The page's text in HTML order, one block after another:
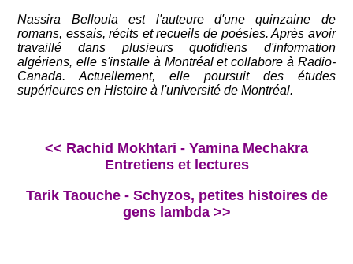
Nassira Belloula est l'auteure d'une quinzaine de
romans, essais, récits et recueils de poésies. Après avoir
travaillé dans plusieurs quotidiens d'information
algériens, elle s'installe à Montréal et collabore à Radio-
Canada. Actuellement, elle poursuit des études
supérieures en Histoire à l'université de Montréal.
<< Rachid Mokhtari - Yamina Mechakra
Entretiens et lectures
Tarik Taouche - Schyzos, petites histoires de
gens lambda >>